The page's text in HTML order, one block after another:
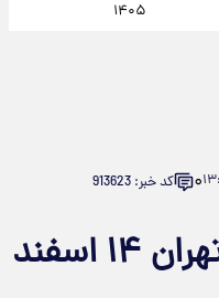
۱۴۰۵
۰ کد خبر: 913623
اوقات شرعی امروز تهران ۱۴ اسفند